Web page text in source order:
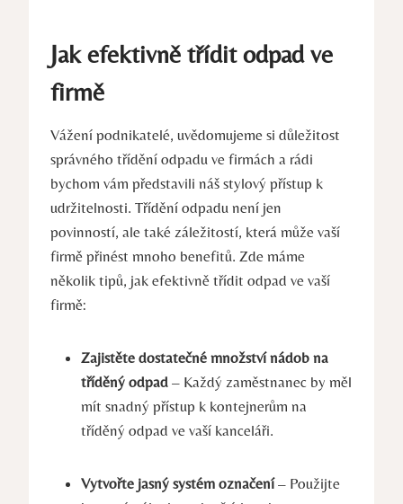
Jak efektivně třídit odpad ve
firmě
Vážení podnikatelé, uvědomujeme si důležitost
správného třídění odpadu ve firmách a rádi
bychom vám představili náš stylový přístup k
udržitelnosti. Třídění odpadu není jen
povinností, ale také záležitostí, která může vaší
firmě přinést mnoho benefitů. Zde máme
několik tipů, jak efektivně třídit odpad ve vaší
firmě:
Zajistěte dostatečné množství nádob na
tříděný odpad – Každý zaměstnanec by měl
mít snadný přístup k kontejnerům na
tříděný odpad ve vaší kanceláři.
Vytvořte jasný systém označení– Použijte